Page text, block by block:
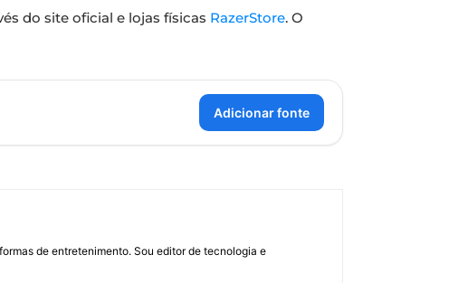
do site oficial e lojas físicas RazerStore. O
Adicionar fonte
de entretenimento. Sou editor de tecnologia e